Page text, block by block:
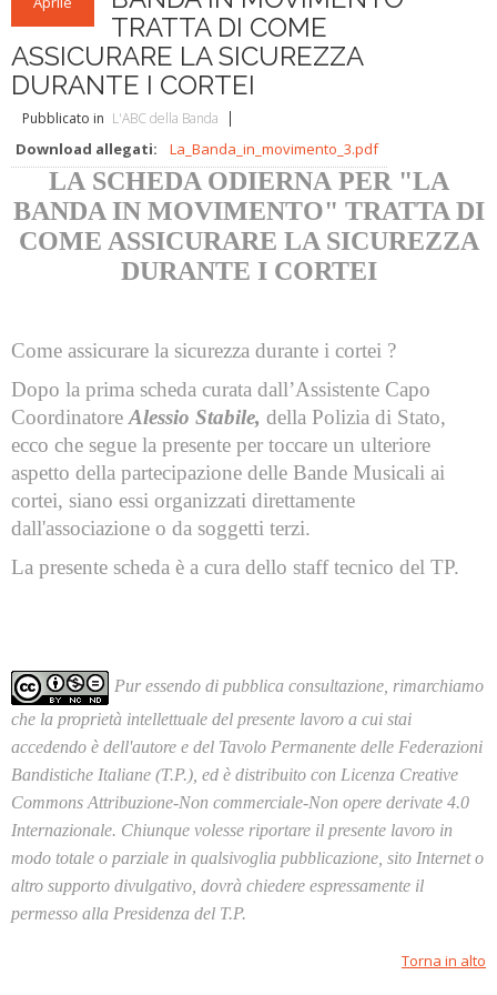
TRATTA DI COME
ASSICURARE LA SICUREZZA
DURANTE I CORTEI
Pubblicato in L'ABC della Banda
Download allegati: La_Banda_in_movimento_3.pdf
LA SCHEDA ODIERNA PER "LA
BANDA IN MOVIMENTO" TRATTA DI
COME ASSICURARE LA SICUREZZA
DURANTE I CORTEI
Come assicurare la sicurezza durante i cortei ?
Dopo la prima scheda curata dall’Assistente Capo
Coordinatore Alessio Stabile, della Polizia di Stato,
ecco che segue la presente per toccare un ulteriore
aspetto della partecipazione delle Bande Musicali ai
cortei, siano essi organizzati direttamente
dall'associazione o da soggetti terzi.
La presente scheda è a cura dello staff tecnico del TP.
Pur essendo di pubblica consultazione, rimarchiamo
che la proprietà intellettuale del presente lavoro a cui stai
accedendo è dell'autore e del Tavolo Permanente delle Federazioni
Bandistiche Italiane (T.P.), ed è distribuito con Licenza Creative
Commons Attribuzione-Non commerciale-Non opere derivate 4.0
Internazionale. Chiunque volesse riportare il presente lavoro in
modo totale o parziale in qualsivoglia pubblicazione, sito Internet o
altro supporto divulgativo, dovrà chiedere espressamente il
permesso alla Presidenza del T.P.
Torna in alto
Legislativa
Didattica
Brani d'obbligo 2008
Linee guida letteratura bandistica
RISORSE PER I COMPOSITORI